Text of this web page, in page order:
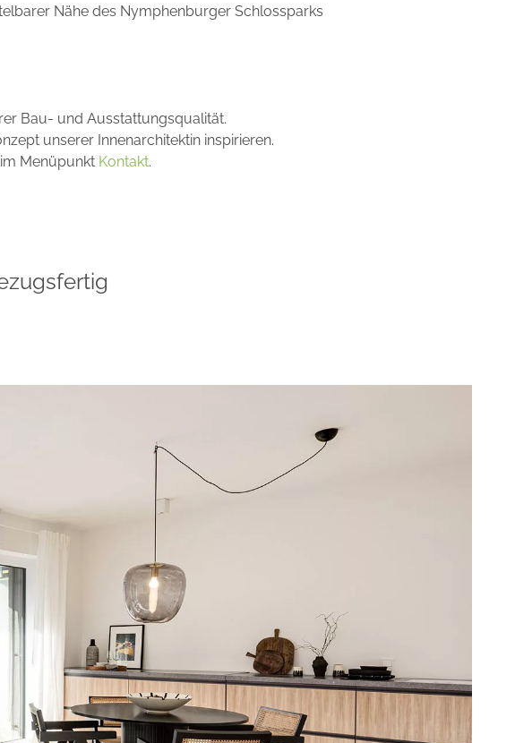
Nähe des Nymphenburger Schlossparks
Bau- und Ausstattungsqualität.
unserer Innenarchitektin inspirieren.
Menüpunkt Kontakt.